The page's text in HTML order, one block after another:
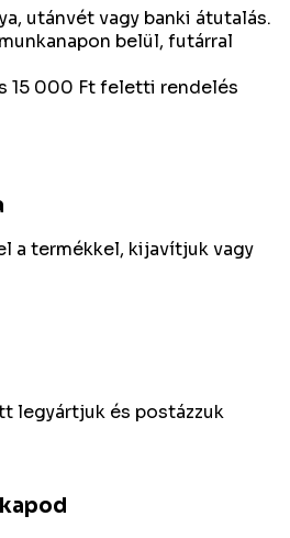
utánvét vagy banki átutalás.
belül, futárral
15 000 Ft feletti rendelés
a termékkel, kijavítjuk vagy
legyártjuk és postázzuk